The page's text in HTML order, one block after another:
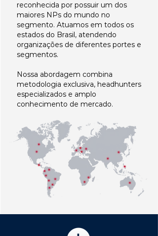
reconhecida por possuir um dos
maiores NPs do mundo no
segmento. Atuamos em todos os
estados do Brasil, atendendo
organizações de diferentes portes e
segmentos.
Nossa abordagem combina
metodologia exclusiva, headhunters
especializados e amplo
conhecimento de mercado.